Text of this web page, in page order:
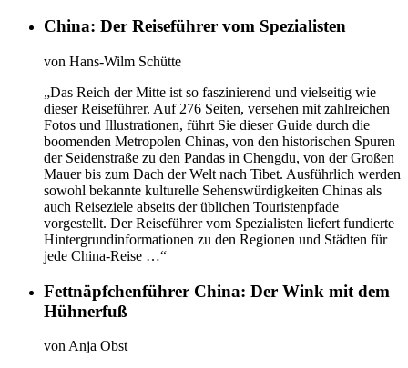
China: Der Reiseführer vom Spezialisten
von Hans-Wilm Schütte
„Das Reich der Mitte ist so faszinierend und vielseitig wie
dieser Reiseführer. Auf 276 Seiten, versehen mit zahlreichen
Fotos und Illustrationen, führt Sie dieser Guide durch die
boomenden Metropolen Chinas, von den historischen Spuren
der Seidenstraße zu den Pandas in Chengdu, von der Großen
Mauer bis zum Dach der Welt nach Tibet. Ausführlich werden
sowohl bekannte kulturelle Sehenswürdigkeiten Chinas als
auch Reiseziele abseits der üblichen Touristenpfade
vorgestellt. Der Reiseführer vom Spezialisten liefert fundierte
Hintergrundinformationen zu den Regionen und Städten für
jede China-Reise …“
Fettnäpfchenführer China: Der Wink mit dem
Hühnerfuß
von Anja Obst